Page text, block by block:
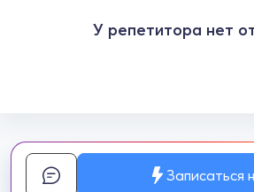
У репетитора нет
Записаться